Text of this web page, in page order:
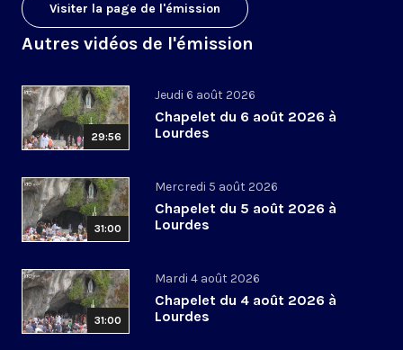
Visiter la page de l'émission
Autres vidéos de l'émission
29:56
Jeudi 6 août 2026
Chapelet du 6 août 2026 à
Lourdes
31:00
Mercredi 5 août 2026
Chapelet du 5 août 2026 à
Lourdes
31:00
Mardi 4 août 2026
Chapelet du 4 août 2026 à
Lourdes